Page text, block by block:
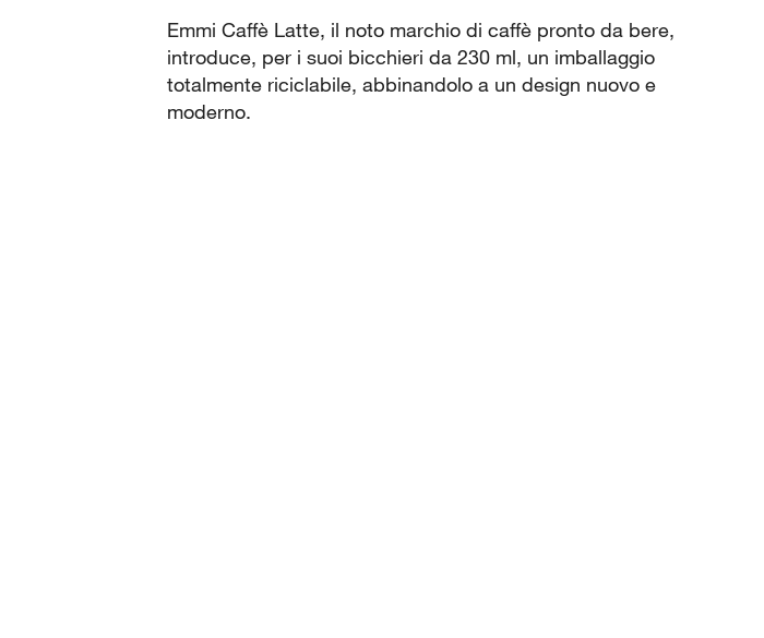
Emmi Caffè Latte, il noto marchio di caffè pronto da bere,
introduce, per i suoi bicchieri da 230 ml, un imballaggio
totalmente riciclabile, abbinandolo a un design nuovo e
moderno.